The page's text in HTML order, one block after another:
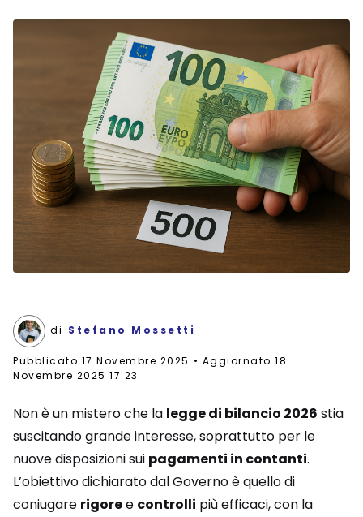
di Stefano Mossetti
Pubblicato 17 Novembre 2025
Aggiornato 18
Novembre 2025 17:23
Non è un mistero che la legge di bilancio 2026 stia
suscitando grande interesse, soprattutto per le
nuove disposizioni sui pagamenti in contanti.
L’obiettivo dichiarato dal Governo è quello di
coniugare rigoree controlli più efficaci, con la